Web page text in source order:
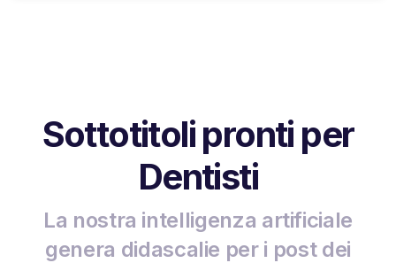
Sottotitoli pronti per
Dentisti
La nostra intelligenza artificiale
genera didascalie per i post dei